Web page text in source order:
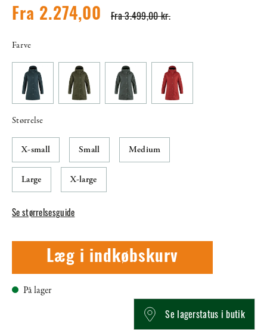
Fra 3.499,00 kr.
Fra 2.274,00
Farve
Størrelse
X-small Small Medium
Large X-large
Se størrelsesguide
Læg i indkøbskurv
På lager
Se lagerstatus i butik